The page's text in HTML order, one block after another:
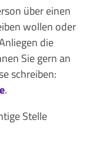
über einen
wollen oder
die
Sie gern an
schreiben:
.
Stelle